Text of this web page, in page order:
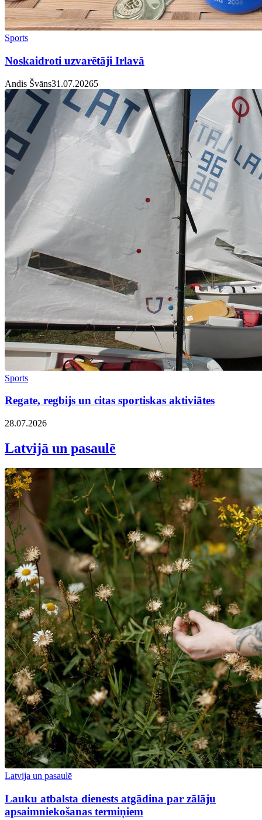
Sports
Noskaidroti uzvarētāji Irlavā
Andis Švāns31.07.20265
Sports
Regate, regbijs un citas sportiskas aktiviātes
28.07.2026
Latvijā un pasaulē
Latvija un pasaulē
Lauku atbalsta dienests atgādina par zālāju
apsaimniekošanas termiņiem